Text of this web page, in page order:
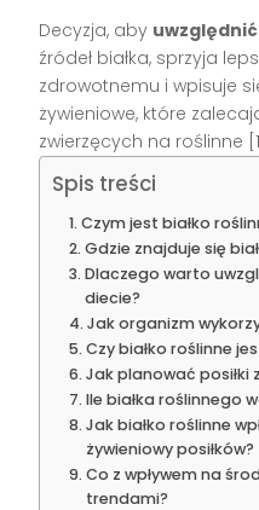
Decyzja, aby
źródeł białka, sprzyja
zdrowotnemu i wpisuje
żywieniowe, które
zwierzęcych na roślinne
Spis treści
Czym jest białko
Gdzie znajduje się
Dlaczego warto
diecie?
Jak organizm
Czy białko roślinne
Jak planować posiłki
Ile białka roślinnego
Jak białko roślinne
żywieniowy posiłków?
Co z wpływem na
trendami?